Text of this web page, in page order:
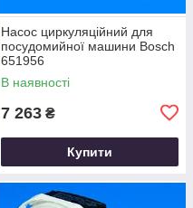
Насос циркуляційний для
посудомийної машини Bosch
651956
В наявності
7 263 ₴
Купити